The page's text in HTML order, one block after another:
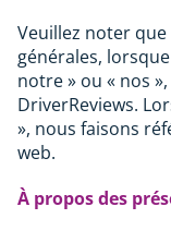
Veuillez noter
générales,
notre » ou « nos
DriverReviews.
», nous faisons
web.
À propos des